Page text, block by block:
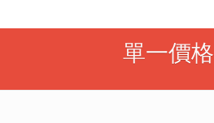
單一價格